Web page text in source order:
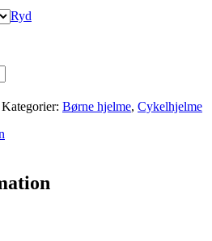
Ryd
Kategorier: Børne hjelme, Cykelhjelme